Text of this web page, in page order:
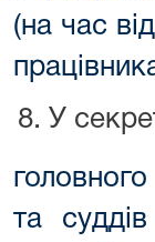
(на час
У
та